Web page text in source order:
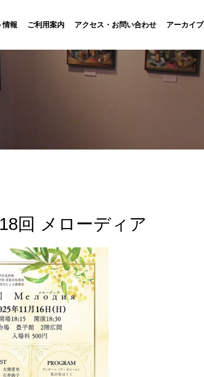
情報 ご利用案内 アクセス・お問い合わせ アーカイブ
回 メローディア